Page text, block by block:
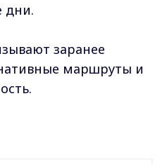
дни.
заранее
маршруты и